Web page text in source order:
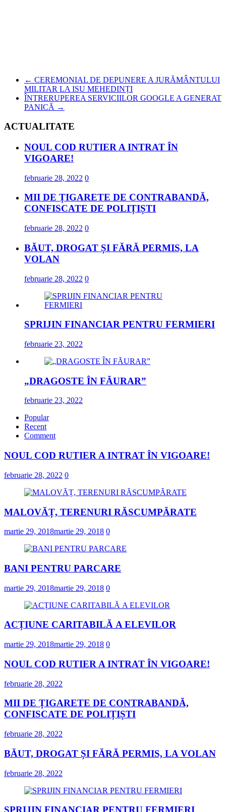
← CEREMONIAL DE DEPUNERE A JURĂMÂNTULUI
MILITAR LA ISU MEHEDINȚI
ÎNTRERUPEREA SERVICIILOR GOOGLE A GENERAT
PANICĂ →
ACTUALITATE
NOUL COD RUTIER A INTRAT ÎN
VIGOARE!
februarie 28, 2022 0
MII DE ȚIGARETE DE CONTRABANDĂ,
CONFISCATE DE POLIȚIȘTI
februarie 28, 2022 0
BĂUT, DROGAT ȘI FĂRĂ PERMIS, LA
VOLAN
februarie 28, 2022 0
SPRIJIN FINANCIAR PENTRU FERMIERI
februarie 23, 2022
„DRAGOSTE ÎN FĂURAR”
februarie 23, 2022
Popular
Recent
Comment
NOUL COD RUTIER A INTRAT ÎN VIGOARE!
februarie 28, 2022 0
MALOVĂȚ, TERENURI RĂSCUMPĂRATE
martie 29, 2018martie 29, 2018 0
BANI PENTRU PARCARE
martie 29, 2018martie 29, 2018 0
ACȚIUNE CARITABILĂ A ELEVILOR
martie 29, 2018martie 29, 2018 0
NOUL COD RUTIER A INTRAT ÎN VIGOARE!
februarie 28, 2022
MII DE ȚIGARETE DE CONTRABANDĂ,
CONFISCATE DE POLIȚIȘTI
februarie 28, 2022
BĂUT, DROGAT ȘI FĂRĂ PERMIS, LA VOLAN
februarie 28, 2022
SPRIJIN FINANCIAR PENTRU FERMIERI